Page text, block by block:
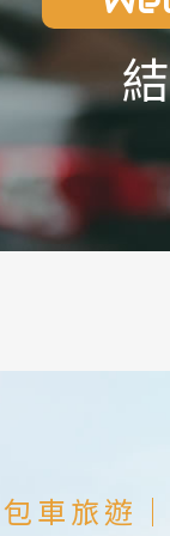
包車旅遊 ｜